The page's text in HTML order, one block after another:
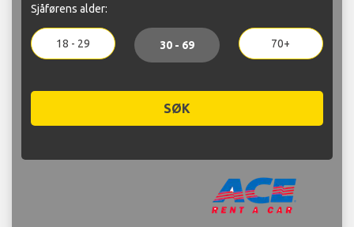
Sjåførens alder:
18 - 29 30 - 69 70+
SØK